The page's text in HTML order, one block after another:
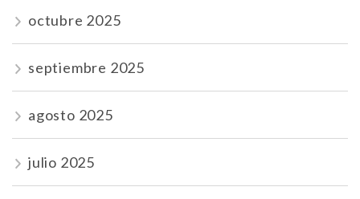
octubre 2025
septiembre 2025
agosto 2025
julio 2025